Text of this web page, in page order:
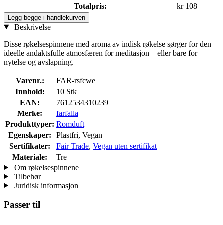
Totalpris:
kr 108
Legg begge i handlekurven
Beskrivelse
Disse røkelsespinnene med aroma av indisk røkelse sørger for den
ideelle andaktsfulle atmosfæren for meditasjon – eller bare for
nytelse og avslapning.
Varenr.:
FAR-rsfcwe
Innhold:
10 Stk
EAN:
7612534310239
Merke:
farfalla
Produkttyper: Romduft
Egenskaper:
Plastfri, Vegan
Sertifikater:
Fair Trade, Vegan uten sertifikat
Materiale:
Tre
Om røkelsespinnene
Tilbehør
Juridisk informasjon
Passer til